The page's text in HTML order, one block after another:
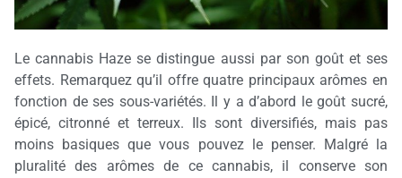
Le cannabis Haze se distingue aussi par son goût et ses
effets. Remarquez qu’il offre quatre principaux arômes en
fonction de ses sous-variétés. Il y a d’abord le goût sucré,
épicé, citronné et terreux. Ils sont diversifiés, mais pas
moins basiques que vous pouvez le penser. Malgré la
pluralité des arômes de ce cannabis, il conserve son